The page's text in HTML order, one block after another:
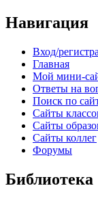
Навигация
Вход/
Главная
Мой мини-
Ответы на
Поиск по
Сайты
Сайты
Сайты коллег
Форумы
Библиотека